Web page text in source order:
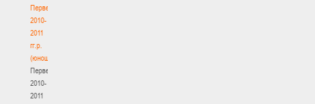
Первенство
2010-
2011
гг.р.
(юноши)
Первенство
2010-
2011